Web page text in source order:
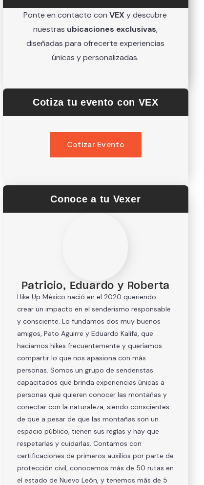
Ponte en contacto conVEX y descubre
nuestras ubicaciones exclusivas,
diseñadas para ofrecerte experiencias
únicas y personalizadas.
Cotiza tu evento con VEX
Cotizar Evento
Conoce a tu Vexer
Patricio, Eduardo y Roberta
Hike Up México nació en el 2020 queriendo
crear un impacto en el senderismo responsable
y consciente. Lo fundamos dos muy buenos
amigos, Pato Aguirre y Eduardo Kalifa, que
hacíamos hikes frecuentemente y queríamos
compartir lo que nos apasiona con más
personas. Somos un grupo de senderistas
capacitados que brinda experiencias únicas a
personas que quieren conocer las montañas y
conectar con la naturaleza, siendo conscientes
de que a pesar de que las montañas son un
espacio público, tienen sus reglas y hay que
respetarlas y cuidarlas. Contamos con
certificaciones de primeros auxilios por parte de
protección civil, conocemos más de 50 rutas en
el estado de Nuevo León, y tenemos más de 5